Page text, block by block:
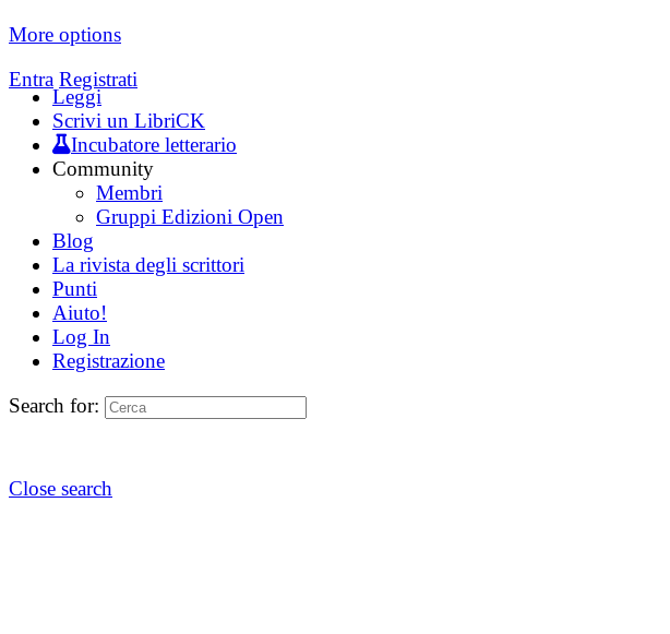
More options
Entra Registrati
Leggi
Scrivi un LibriCK
Incubatore letterario
Community
Membri
Gruppi Edizioni Open
Blog
La rivista degli scrittori
Punti
Aiuto!
Log In
Registrazione
Search for:
Close search